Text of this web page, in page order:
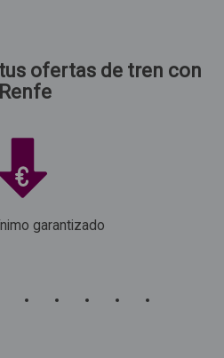
ofertas de tren con
Renfe
garantizado